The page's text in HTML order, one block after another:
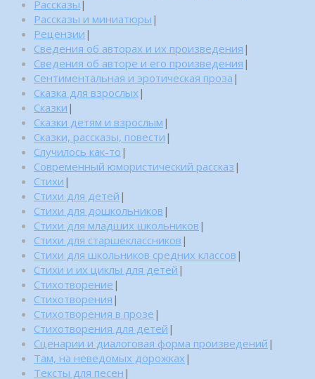
Рассказы |
Рассказы и миниатюры |
Рецензии |
Сведения об авторах и их произведения |
Сведения об авторе и его произведения |
Сентиментальная и эротическая проза |
Сказка для взрослых |
Сказки |
Сказки детям и взрослым |
Сказки, рассказы, повести |
Случилось как-то |
Современный юмористический рассказ |
Стихи |
Стихи для детей |
Стихи для дошкольников |
Стихи для младших школьников |
Стихи для старшеклассников |
Стихи для школьников средних классов |
Стихи и их циклы для детей |
Стихотворение |
Стихотворения |
Стихотворения в прозе |
Стихотворения для детей |
Сценарии и диалоговая форма произведений |
Там, на неведомых дорожках |
Тексты для песен |